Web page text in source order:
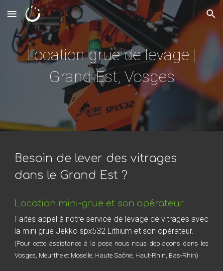
Skip to main content Skip to navigation
Location grue de levage |
Grand Est, Vosges
Besoin de lever des vitrages
dans le Grand Est ?
Location mini-grue et son opérateur
Faites appel à notre service de levage de vitrages avec
la mini grue Jekko spx532 Lithium et son opérateur.
(Pour cette assistance à la pose nous nous déplaçons dans les
Vosges, Meurthe et Moselle, Haute Saône, Haut-Rhin, Bas-Rhin)